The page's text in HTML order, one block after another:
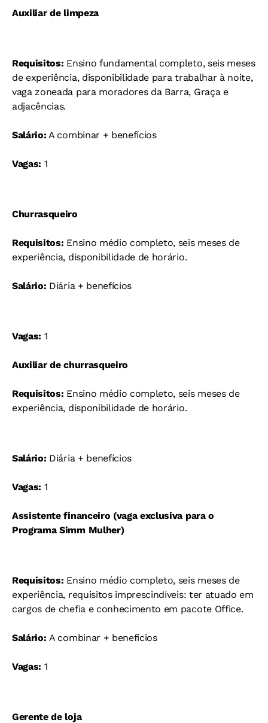
Auxiliar de limpeza
Requisitos: Ensino fundamental completo, seis meses
de experiência, disponibilidade para trabalhar à noite,
vaga zoneada para moradores da Barra, Graça e
adjacências.
Salário: A combinar + benefícios
Vagas: 1
Churrasqueiro
Requisitos: Ensino médio completo, seis meses de
experiência, disponibilidade de horário.
Salário: Diária + benefícios
Vagas: 1
Auxiliar de churrasqueiro
Requisitos: Ensino médio completo, seis meses de
experiência, disponibilidade de horário.
Salário: Diária + benefícios
Vagas: 1
Assistente financeiro (vaga exclusiva para o
Programa Simm Mulher)
Requisitos: Ensino médio completo, seis meses de
experiência, requisitos imprescindíveis: ter atuado em
cargos de chefia e conhecimento em pacote Office.
Salário:A combinar + benefícios
Vagas: 1
Gerente de loja